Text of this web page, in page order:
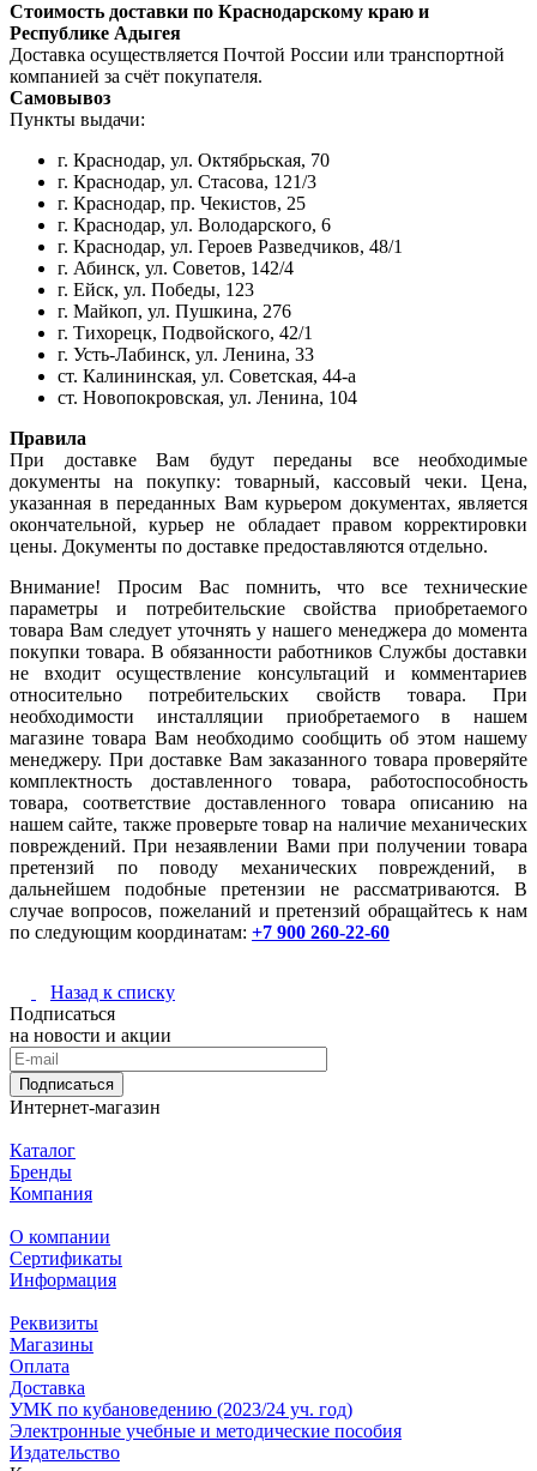
Стоимость доставки по Краснодарскому краю и
Республике Адыгея
Доставка осуществляется Почтой России или транспортной
компанией за счёт покупателя.
Самовывоз
Пункты выдачи:
г. Краснодар, ул. Октябрьская, 70
г. Краснодар, ул. Стасова, 121/3
г. Краснодар, пр. Чекистов, 25
г. Краснодар, ул. Володарского, 6
г. Краснодар, ул. Героев Разведчиков, 48/1
г. Абинск, ул. Советов, 142/4
г. Ейск, ул. Победы, 123
г. Майкоп, ул. Пушкина, 276
г. Тихорецк, Подвойского, 42/1
г. Усть-Лабинск, ул. Ленина, 33
ст. Калининская, ул. Советская, 44-а
ст. Новопокровская, ул. Ленина, 104
Правила
При доставке Вам будут переданы все необходимые
документы на покупку: товарный, кассовый чеки. Цена,
указанная в переданных Вам курьером документах, является
окончательной, курьер не обладает правом корректировки
цены. Документы по доставке предоставляются отдельно.
Внимание! Просим Вас помнить, что все технические
параметры и потребительские свойства приобретаемого
товара Вам следует уточнять у нашего менеджера до момента
покупки товара. В обязанности работников Службы доставки
не входит осуществление консультаций и комментариев
относительно потребительских свойств товара. При
необходимости инсталляции приобретаемого в нашем
магазине товара Вам необходимо сообщить об этом нашему
менеджеру. При доставке Вам заказанного товара проверяйте
комплектность доставленного товара, работоспособность
товара, соответствие доставленного товара описанию на
нашем сайте, также проверьте товар на наличие механических
повреждений. При незаявлении Вами при получении товара
претензий по поводу механических повреждений, в
дальнейшем подобные претензии не рассматриваются. В
случае вопросов, пожеланий и претензий обращайтесь к нам
по следующим координатам: +7 900 260-22-60
Назад к списку
Подписаться
на новости и акции
Подписаться
Интернет-магазин
Каталог
Бренды
Компания
О компании
Сертификаты
Информация
Реквизиты
Магазины
Oплата
Доставка
УМК по кубановедению (2023/24 уч. год)
Электронные учебные и методические пособия
Издательство